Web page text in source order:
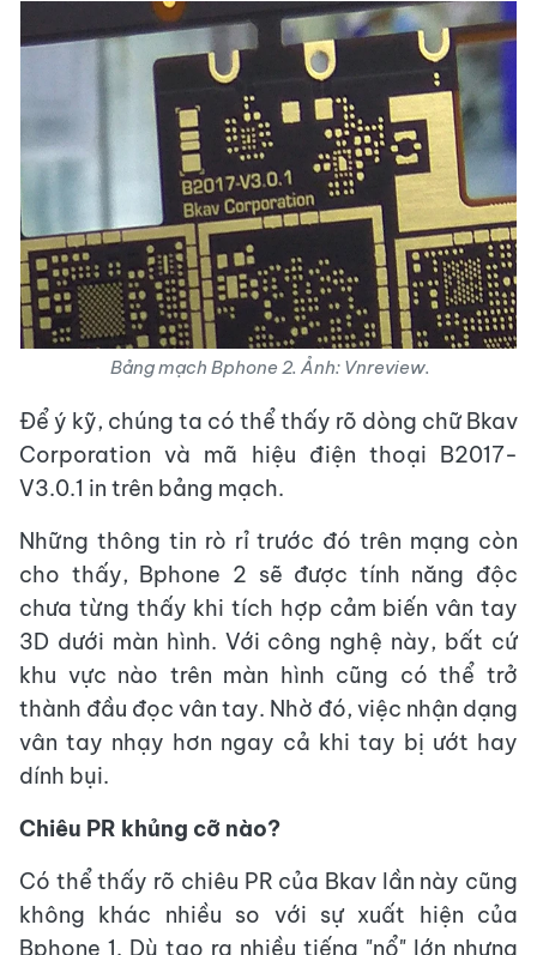
Bảng mạch Bphone 2. Ảnh: Vnreview.
Để ý kỹ, chúng ta có thể thấy rõ dòng chữ Bkav
Corporation và mã hiệu điện thoại B2017-
V3.0.1 in trên bảng mạch.
Những thông tin rò rỉ trước đó trên mạng còn
cho thấy, Bphone 2 sẽ được tính năng độc
chưa từng thấy khi tích hợp cảm biến vân tay
3D dưới màn hình. Với công nghệ này, bất cứ
khu vực nào trên màn hình cũng có thể trở
thành đầu đọc vân tay. Nhờ đó, việc nhận dạng
vân tay nhạy hơn ngay cả khi tay bị ướt hay
dính bụi.
Chiêu PR khủng cỡ nào?
Có thể thấy rõ chiêu PR của Bkav lần này cũng
không khác nhiều so với sự xuất hiện của
Bphone 1. Dù tạo ra nhiều tiếng "nổ" lớn nhưng